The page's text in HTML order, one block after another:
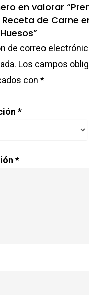
en valorar
de Carne
de correo
Los campos
con *
*
*